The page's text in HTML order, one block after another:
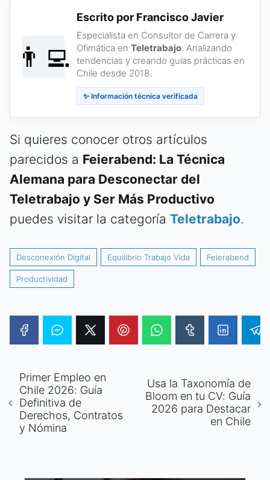
👨‍💻
Escrito por Francisco Javier
Especialista en Consultor de Carrera y
Ofimática en Teletrabajo. Analizando
tendencias y creando guías prácticas en
Chile desde 2018.
✨ Información técnica verificada
Si quieres conocer otros artículos
parecidos a Feierabend: La Técnica
Alemana para Desconectar del
Teletrabajo y Ser Más Productivo
puedes visitar la categoría Teletrabajo.
Desconexión Digital Equilibrio Trabajo Vida Feierabend
Productividad
Primer Empleo en
Chile 2026: Guía
Definitiva de
Derechos, Contratos
y Nómina
Usa la Taxonomía de
Bloom en tu CV: Guía
2026 para Destacar
en Chile